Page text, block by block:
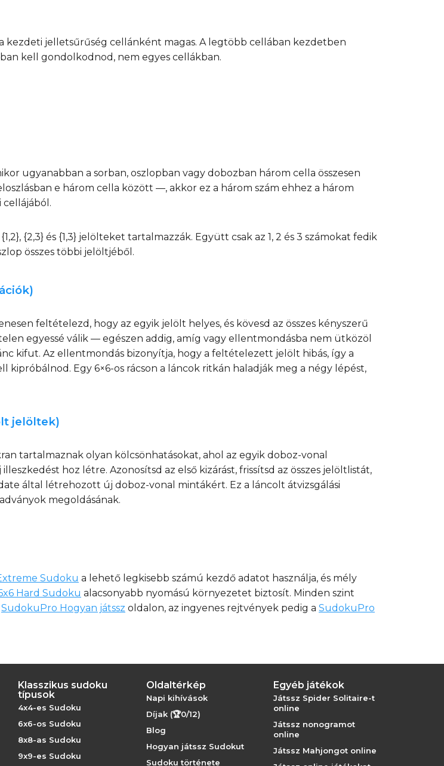
kezdeti jelletsűrűség cellánként magas. A legtöbb cellában kezdetben
kell gondolkodnod, nem egyes cellákban.
ugyanabban a sorban, oszlopban vagy dobozban három cella összesen
e három cella között —, akkor ez a három szám ehhez a három
cellájából.
{2,3} és {1,3} jelölteket tartalmazzák. Együtt csak az 1, 2 és 3 számokat fedik
összes többi jelöltjéből.
feltételezd, hogy az egyik jelölt helyes, és kövesd az összes kényszerű
egyessé válik — egészen addig, amíg vagy ellentmondásba nem ütközöl
kifut. Az ellentmondás bizonyítja, hogy a feltételezett jelölt hibás, így a
kipróbálnod. Egy 6×6-os rácson a láncok ritkán haladják meg a négy lépést,
jelöltek)
tartalmaznak olyan kölcsönhatásokat, ahol az egyik doboz-vonal
hoz létre. Azonosítsd az első kizárást, frissítsd az összes jelöltlistát,
által létrehozott új doboz-vonal mintákért. Ez a láncolt átvizsgálási
megoldásának.
Sudoku a lehető legkisebb számú kezdő adatot használja, és mély
Hard Sudoku alacsonyabb nyomású környezetet biztosít. Minden szint
SudokuPro Hogyan játssz oldalon, az ingyenes rejtvények pedig a SudokuPro
Klasszikus sudoku
típusok
4x4-es Sudoku
6x6-os Sudoku
8x8-as Sudoku
9x9-es Sudoku
Oldaltérkép
Napi kihívások
Díjak (🏆0/12)
Blog
Hogyan játssz Sudokut
Sudoku története
Egyéb játékok
Játssz Spider Solitaire-t
online
Játssz nonogramot
online
Játssz Mahjongot online